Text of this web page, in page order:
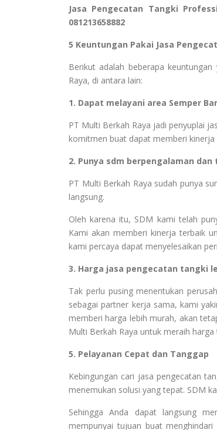
Jasa Pengecatan Tangki
081213658882
5 Keuntungan Pakai Jasa
Berikut adalah beberapa
Raya, di antara lain:
1. Dapat melayani area Semper
PT Multi Berkah Raya jadi penyuplai
komitmen buat dapat memberi
2. Punya sdm berpengalaman
PT Multi Berkah Raya sudah punya
langsung.
Oleh karena itu, SDM kami telah
Kami akan memberi kinerja terbaik
kami percaya dapat menyelesaikan
3. Harga jasa pengecatan tangki
Tak perlu pusing menentukan
sebagai partner kerja sama, kami
memberi harga lebih murah, akan
Multi Berkah Raya untuk meraih harga
5. Pelayanan Cepat dan Tanggap
Kebingungan cari jasa pengecatan
menemukan solusi yang tepat. SDM
Sehingga Anda dapat langsung
mempunyai tujuan buat